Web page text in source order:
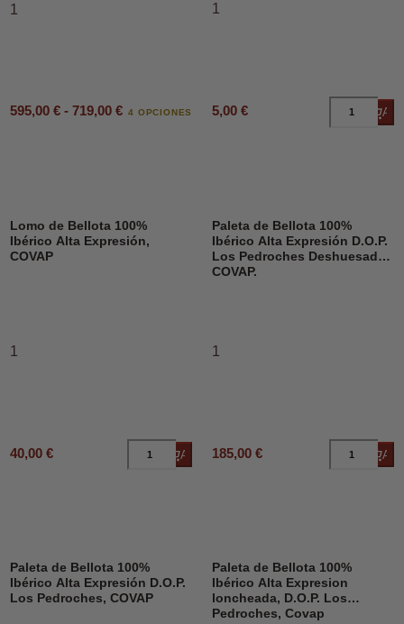
1
595,00 € - 719,00 € 4 OPCIONES
1
5,00 €
Lomo de Bellota 100%
Ibérico Alta Expresión,
COVAP
1
40,00 € Añadir al carrito
Paleta de Bellota 100%
Ibérico Alta Expresión D.O.P.
Los Pedroches Deshuesado,
COVAP.
1
185,00 €
Paleta de Bellota 100%
Ibérico Alta Expresión D.O.P.
Los Pedroches, COVAP
Paleta de Bellota 100%
Ibérico Alta Expresion
loncheada, D.O.P. Los
Pedroches, Covap